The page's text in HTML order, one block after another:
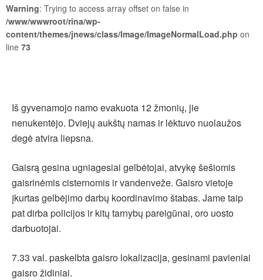
Warning: Trying to access array offset on false in
/www/wwwroot/rina/wp-
content/themes/jnews/class/Image/ImageNormalLoad.php on
line 73
Iš gyvenamojo namo evakuota 12 žmonių, jie
nenukentėjo. Dviejų aukštų namas ir lėktuvo nuolaužos
degė atvira liepsna.
Gaisrą gesina ugniagesiai gelbėtojai, atvykę šešiomis
gaisrinėmis cisternomis ir vandenveže. Gaisro vietoje
įkurtas gelbėjimo darbų koordinavimo štabas. Jame taip
pat dirba policijos ir kitų tarnybų pareigūnai, oro uosto
darbuotojai.
7.33 val. paskelbta gaisro lokalizacija, gesinami pavieniai
gaisro židiniai.